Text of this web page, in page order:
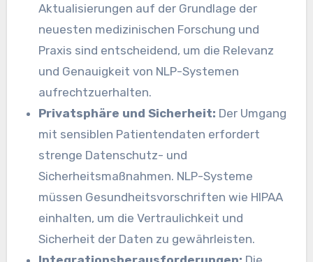
Aktualisierungen auf der Grundlage der
neuesten medizinischen Forschung und
Praxis sind entscheidend, um die Relevanz
und Genauigkeit von NLP-Systemen
aufrechtzuerhalten.
Privatsphäre und Sicherheit: Der Umgang
mit sensiblen Patientendaten erfordert
strenge Datenschutz- und
Sicherheitsmaßnahmen. NLP-Systeme
müssen Gesundheitsvorschriften wie HIPAA
einhalten, um die Vertraulichkeit und
Sicherheit der Daten zu gewährleisten.